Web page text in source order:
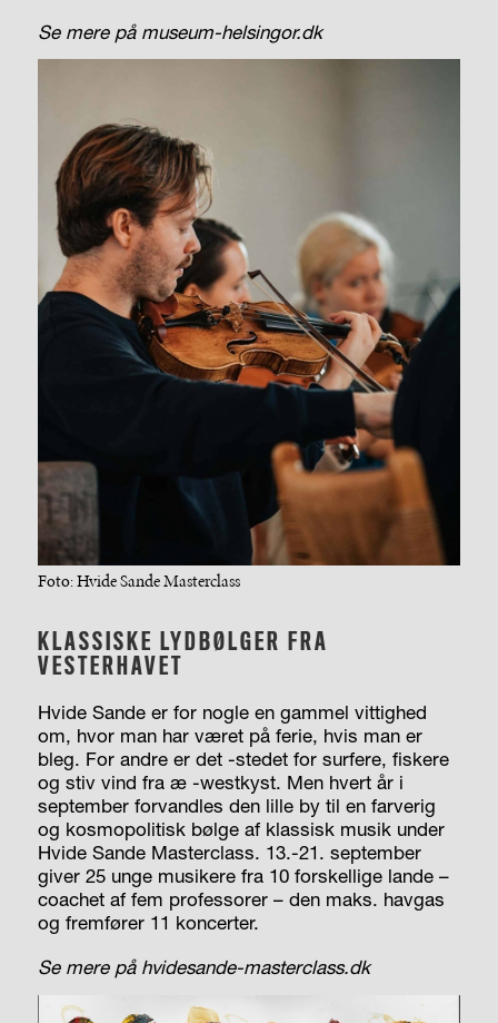
Se mere på museum-helsingor.dk
Foto: Hvide Sande Masterclass
KLASSISKE LYDBØLGER FRA
VESTERHAVET
Hvide Sande er for nogle en gammel vittighed
om, hvor man har været på ferie, hvis man er
bleg. For andre er det -stedet for surfere, fiskere
og stiv vind fra æ -westkyst. Men hvert år i
september forvandles den lille by til en farverig
og kosmopolitisk bølge af klassisk musik under
Hvide Sande Masterclass. 13.-21. september
giver 25 unge musikere fra 10 forskellige lande –
coachet af fem professorer – den maks. havgas
og fremfører 11 koncerter.
Se mere på hvidesande-masterclass.dk